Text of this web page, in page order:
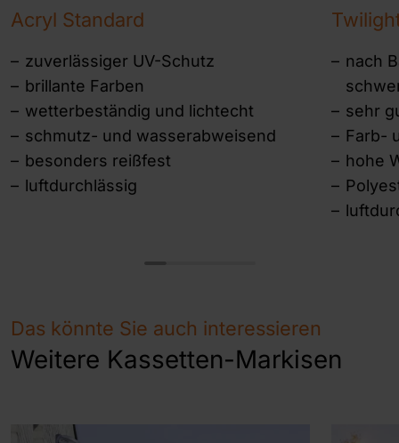
Acryl Standard
zuverlässiger UV-Schutz
brillante Farben
wetterbeständig und lichtecht
schmutz- und wasserabweisend
besonders reißfest
luftdurchlässig
nach
sehr
Farb-
hohe
Das könnte Sie auch interessieren
Weitere Kassetten-Markisen